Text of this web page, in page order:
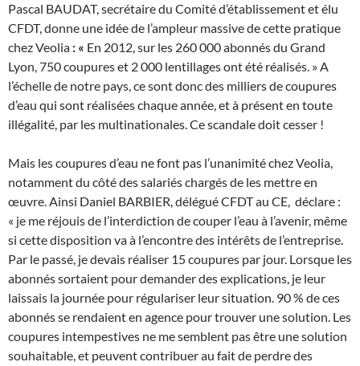
Pascal BAUDAT, secrétaire du Comité d’établissement et élu
CFDT, donne une idée de l’ampleur massive de cette pratique
chez Veolia : « En 2012, sur les 260 000 abonnés du Grand
Lyon, 750 coupures et 2 000 lentillages ont été réalisés. » A
l’échelle de notre pays, ce sont donc des milliers de coupures
d’eau qui sont réalisées chaque année, et à présent en toute
illégalité, par les multinationales. Ce scandale doit cesser !
Mais les coupures d’eau ne font pas l’unanimité chez Veolia,
notamment du côté des salariés chargés de les mettre en
œuvre. Ainsi Daniel BARBIER, délégué CFDT au CE, déclare :
« je me réjouis de l’interdiction de couper l’eau à l’avenir, même
si cette disposition va à l’encontre des intérêts de l’entreprise.
Par le passé, je devais réaliser 15 coupures par jour. Lorsque les
abonnés sortaient pour demander des explications, je leur
laissais la journée pour régulariser leur situation. 90 % de ces
abonnés se rendaient en agence pour trouver une solution. Les
coupures intempestives ne me semblent pas être une solution
souhaitable, et peuvent contribuer au fait de perdre des